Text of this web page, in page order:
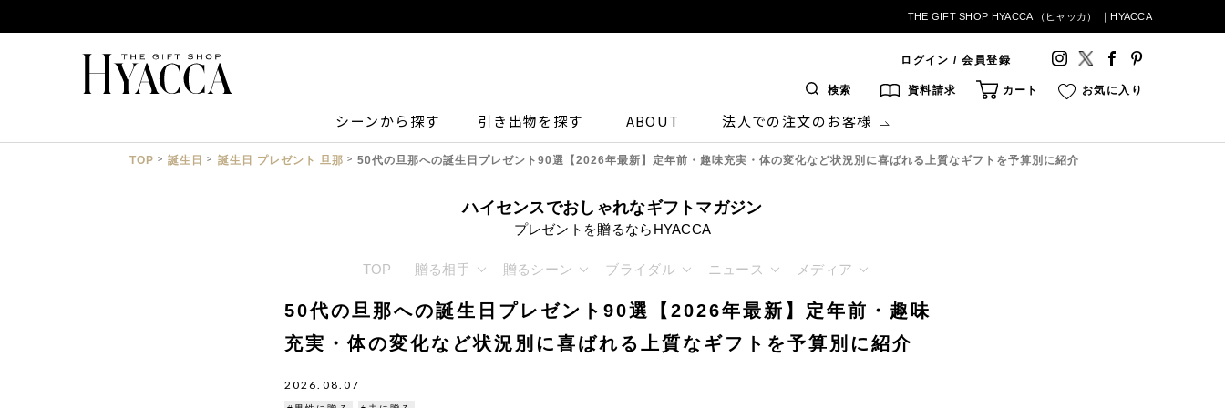
THE GIFT SHOP HYACCA （ヒャッカ） ｜HYACCA
ログイン / 会員登録
検索 資料請求 カート お気に入り
シーンから探す 引き出物を探す ABOUT 法人での注文のお客様
TOP 誕生日 誕生日 プレゼント 旦那 50代の旦那への誕生日プレゼント90選【2026年最新】定年前・趣味充実・体の変化など状況別に喜ばれる上質なギフトを予算別に紹介
ハイセンスでおしゃれなギフトマガジン
プレゼントを贈るならHYACCA
TOP 贈る相手 贈るシーン ブライダル ニュース メディア
50代の旦那への誕生日プレゼント90選【2026年最新】定年前・趣味
充実・体の変化など状況別に喜ばれる上質なギフトを予算別に紹介
2026.08.07